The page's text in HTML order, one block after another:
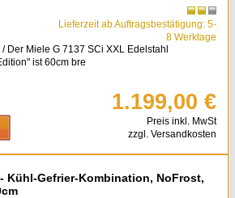
Lieferzeit ab Auftragsbestätigung: 5-
8 Werktage
Der Miele G 7137 SCi XXL Edelstahl
ist 60cm bre
1.199,00 €
Preis inkl. MwSt
zzgl. Versandkosten
Kühl-Gefrier-Kombination, NoFrost,